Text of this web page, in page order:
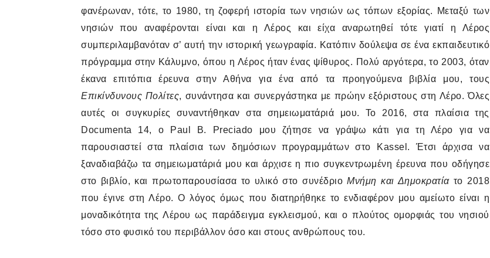
φανέρωναν, τότε, το 1980, τη ζοφερή ιστορία των νησιών ως τόπων εξορίας. Μεταξύ των
νησιών που αναφέρονται είναι και η Λέρος και είχα αναρωτηθεί τότε γιατί η Λέρος
συμπεριλαμβανόταν σ’ αυτή την ιστορική γεωγραφία. Κατόπιν δούλεψα σε ένα εκπαιδευτικό
πρόγραμμα στην Κάλυμνο, όπου η Λέρος ήταν ένας ψίθυρος. Πολύ αργότερα, το 2003, όταν
έκανα επιτόπια έρευνα στην Αθήνα για ένα από τα προηγούμενα βιβλία μου, τους
Επικίνδυνους Πολίτες, συνάντησα και συνεργάστηκα με πρώην εξόριστους στη Λέρο. Όλες
αυτές οι συγκυρίες συναντήθηκαν στα σημειωματάριά μου. Το 2016, στα πλαίσια της
Documenta 14, ο Paul B. Preciado μου ζήτησε να γράψω κάτι για τη Λέρο για να
παρουσιαστεί στα πλαίσια των δημόσιων προγραμμάτων στο
Kassel . Έτσι άρχισα να
ξαναδιαβάζω τα σημειωματάριά μου και άρχισε η πιο συγκεντρωμένη έρευνα που οδήγησε
στο βιβλίο, και πρωτοπαρουσίασα το υλικό στο συνέδριοΜνήμη και Δημοκρατίατο 2018
που έγινε στη Λέρο. Ο λόγος όμως που διατηρήθηκε το ενδιαφέρον μου αμείωτο είναι η
μοναδικότητα της Λέρου ως παράδειγμα εγκλεισμού, και ο πλούτος ομορφιάς του νησιού
τόσο στο φυσικό του περιβάλλον όσο και στους ανθρώπους του.